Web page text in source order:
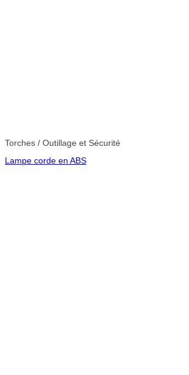
Torches / Outillage et Sécurité
Lampe corde en ABS